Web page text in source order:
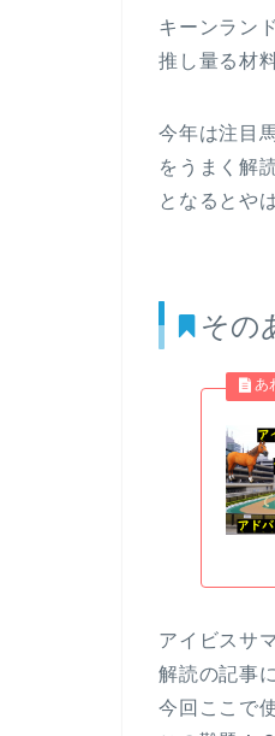
キーンラン
推し量る材
今年は注目
をうまく解
となるとや
その
アイビスサ
解読の記事
今回ここで